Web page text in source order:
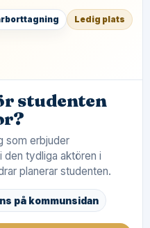
Ledig plats
studenten
som erbjuder
den tydliga aktören i
planerar studenten.
på kommunsidan